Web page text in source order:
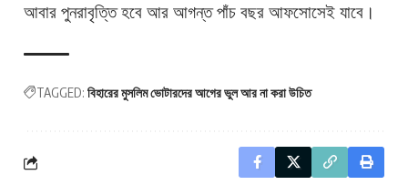
আবার পুনরাবৃত্তি হবে আর আগন্ত পাঁচ বছর আফসোসেই যাবে।
TAGGED: বিহারের মুসলিম ভোটারদের আগের ভুল আর না করা উচিত